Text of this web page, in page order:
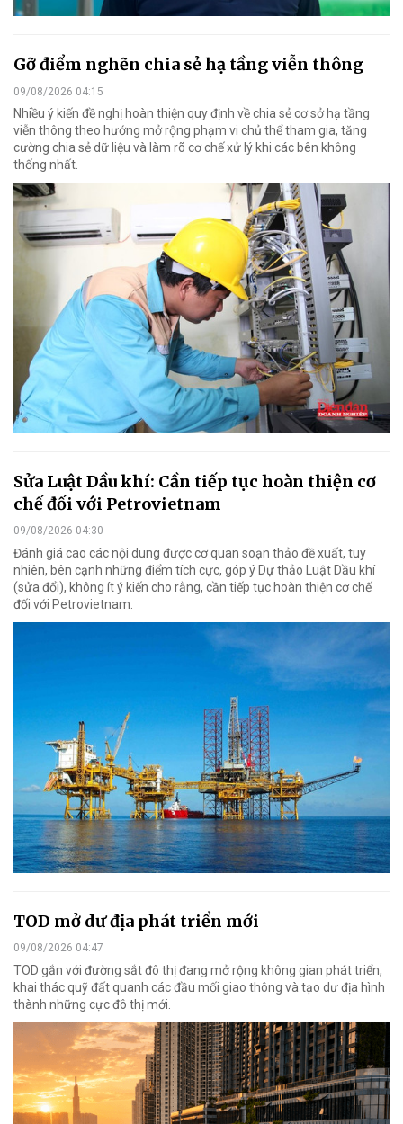
Gỡ điểm nghẽn chia sẻ hạ tầng viễn thông
09/08/2026 04:15
Nhiều ý kiến đề nghị hoàn thiện quy định về chia sẻ cơ sở hạ tầng
viễn thông theo hướng mở rộng phạm vi chủ thể tham gia, tăng
cường chia sẻ dữ liệu và làm rõ cơ chế xử lý khi các bên không
thống nhất.
Sửa Luật Dầu khí: Cần tiếp tục hoàn thiện cơ
chế đối với Petrovietnam
09/08/2026 04:30
Đánh giá cao các nội dung được cơ quan soạn thảo đề xuất, tuy
nhiên, bên cạnh những điểm tích cực, góp ý Dự thảo Luật Dầu khí
(sửa đổi), không ít ý kiến cho rằng, cần tiếp tục hoàn thiện cơ chế
đối với Petrovietnam.
TOD mở dư địa phát triển mới
09/08/2026 04:47
TOD gắn với đường sắt đô thị đang mở rộng không gian phát triển,
khai thác quỹ đất quanh các đầu mối giao thông và tạo dư địa hình
thành những cực đô thị mới.